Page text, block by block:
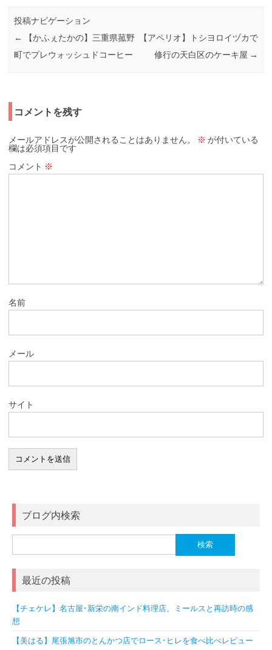
投稿ナビゲーション
←
【かふぇたかの】三重県菰野
町でプレウォッシュドコーヒー
【アペリオ】トシヨロイヅカで
修行の天白区のケーキ屋 →
コメントを残す
メールアドレスが公開されることはありません。 ※ が付いている
欄は必須項目です
コメント ※
名前
メール
サイト
ブログ内検索
索:
最近の投稿
【チェケレ】名古屋･新栄の南インド料理店。ミールスと再訪時の感
想
【美はる】尾張旭市のとんかつ店でロース･ヒレを食べ比べレビュー